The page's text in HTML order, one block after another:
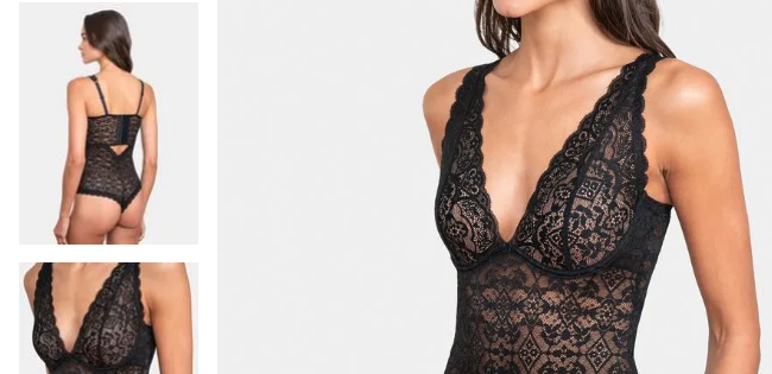
colaless
pack